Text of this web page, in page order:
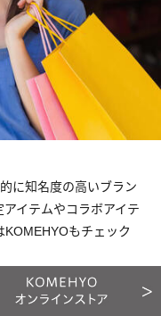
に知名度の高いブラン
イテムやコラボアイテ
KOMEHYOもチェック